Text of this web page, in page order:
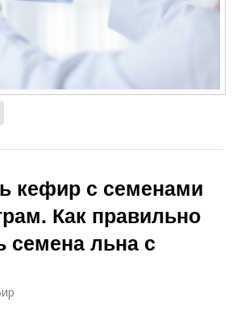
кефир с семенами
Как правильно
семена льна с